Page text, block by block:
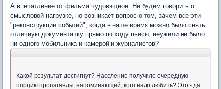
А впечатление от фильма чудовищное. Не будем говорить о
смысловой нагрузке, но возникает вопрос о том, зачем все эти
"реконструкции событий", когда в наше время можно было снять
отличную документалку прямо по ходу пьесы, неужели не было
ни одного мобильника и камерой и журналистов?
Какой результат достигнут? Население получило очередную
порцию пропаганды, напоминающей, кого надо любить? Это - да.